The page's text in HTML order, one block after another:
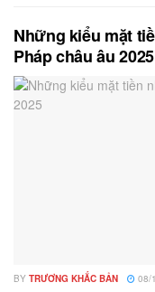
Những kiểu mặt
Pháp châu âu 2025
BY TRƯƠNG KHẮC BẢN 08/